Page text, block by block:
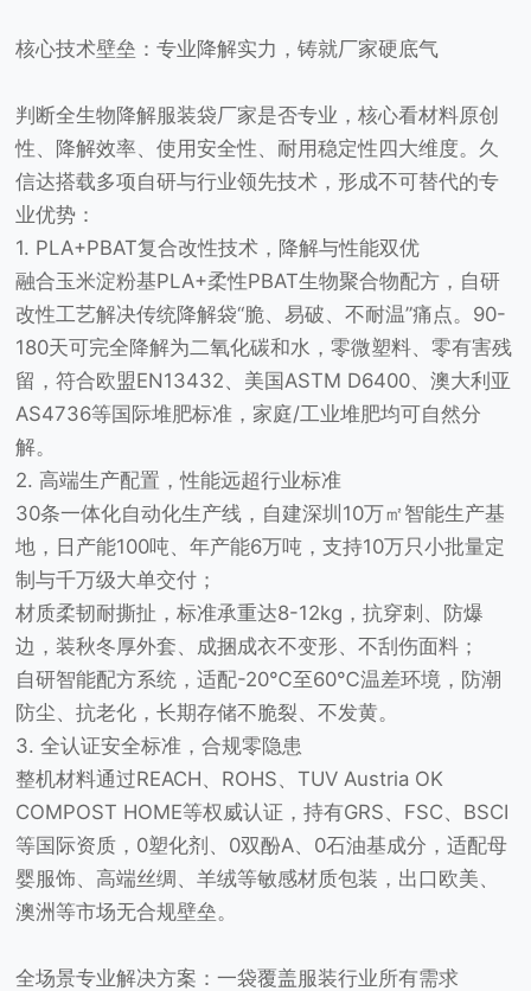
核心技术壁垒：专业降解实力，铸就厂家硬底气
判断全生物降解服装袋厂家是否专业，核心看材料原创
性、降解效率、使用安全性、耐用稳定性四大维度。久
信达搭载多项自研与行业领先技术，形成不可替代的专
业优势：
1. PLA+PBAT复合改性技术，降解与性能双优
融合玉米淀粉基PLA+柔性PBAT生物聚合物配方，自研
改性工艺解决传统降解袋“脆、易破、不耐温”痛点。90-
180天可完全降解为二氧化碳和水，零微塑料、零有害残
留，符合欧盟EN13432、美国ASTM D6400、澳大利亚
AS4736等国际堆肥标准，家庭/工业堆肥均可自然分
解。
2. 高端生产配置，性能远超行业标准
30条一体化自动化生产线，自建深圳10万㎡智能生产基
地，日产能100吨、年产能6万吨，支持10万只小批量定
制与千万级大单交付；
材质柔韧耐撕扯，标准承重达8-12kg，抗穿刺、防爆
边，装秋冬厚外套、成捆成衣不变形、不刮伤面料；
自研智能配方系统，适配-20℃至60℃温差环境，防潮
防尘、抗老化，长期存储不脆裂、不发黄。
3. 全认证安全标准，合规零隐患
整机材料通过REACH、ROHS、TUV Austria OK
COMPOST HOME等权威认证，持有GRS、FSC、BSCI
等国际资质，0塑化剂、0双酚A、0石油基成分，适配母
婴服饰、高端丝绸、羊绒等敏感材质包装，出口欧美、
澳洲等市场无合规壁垒。
全场景专业解决方案：一袋覆盖服装行业所有需求